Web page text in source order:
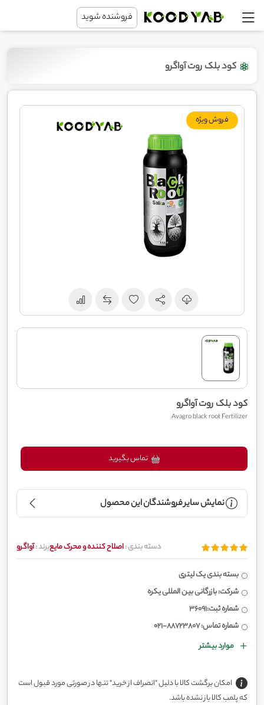
فروشنده شوید
کود بلک روت آواگرو
فروش ویژه
کود بلک روت آواگرو
Avagro black root Fertilizer
نمایش سایر فروشندگان این محصول
دسته بندی :اصلاح کننده و محرک مایعبرند :آواگرو
بسته بندی یک لیتری
شرکت: بازرگانی بین المللی یکره
شماره ثبت:36091
شماره تماس: 88723807-021
موارد بیشتر
امکان برگشت کالا با دلیل "انصراف از خرید" تنها در صورتی مورد قبول است
که پلمب کالا باز نشده باشد.